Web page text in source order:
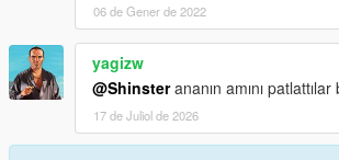
06 de Gener de 2022
yagizw
@Shinsterananın amını patlattılar
17 de Juliol de 2026